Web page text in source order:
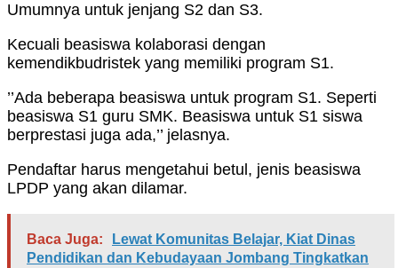
Umumnya untuk jenjang S2 dan S3.
Kecuali beasiswa kolaborasi dengan
kemendikbudristek yang memiliki program S1.
’’Ada beberapa beasiswa untuk program S1. Seperti
beasiswa S1 guru SMK. Beasiswa untuk S1 siswa
berprestasi juga ada,’’ jelasnya.
Pendaftar harus mengetahui betul, jenis beasiswa
LPDP yang akan dilamar.
Baca Juga:
Lewat Komunitas Belajar, Kiat Dinas
Pendidikan dan Kebudayaan Jombang Tingkatkan